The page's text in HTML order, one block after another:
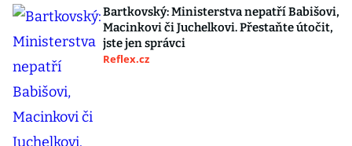
Bartkovský: Ministerstva nepatří Babišovi,
Macinkovi či Juchelkovi. Přestaňte útočit,
jste jen správci
Reflex.cz